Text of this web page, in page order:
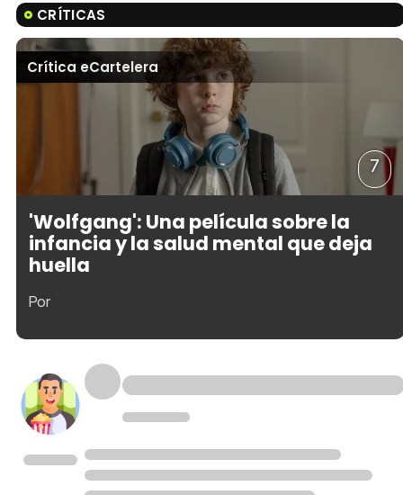
CRÍTICAS
Crítica eCartelera
7
'Wolfgang': Una película sobre la
infancia y la salud mental que deja
huella
Por